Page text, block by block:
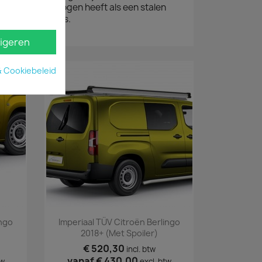
draagvermogen heeft als een stalen
voorkeur dus.
Snel bekijken
Imperiaal TÜV Citroën Berlingo
2018+ (met Spoiler)
€ 520,30 incl. btw
Cookiebeleid